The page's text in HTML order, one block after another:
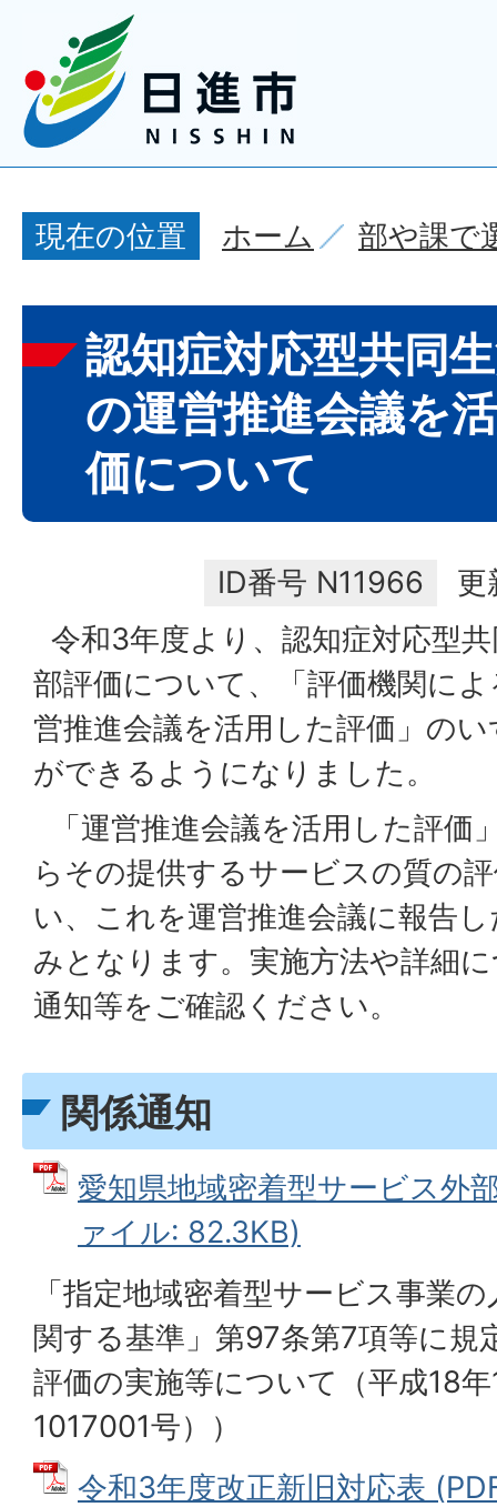
現在の位置 ホーム 部や課で
認知症対応型共同
の運営推進会議を
価について
ID番号 N11966
更
令和3年度より、認知症対応型
部評価について、「評価機関に
営推進会議を活用した評価」の
ができるようになりました。
「運営推進会議を活用した評価
らその提供するサービスの質の
い、これを運営推進会議に報告
みとなります。実施方法や詳細
通知等をご確認ください。
関係通知
愛知県地域密着型サービス外
ァイル: 82.3KB)
「指定地域密着型サービス事業
関する基準」第97条第7項等に規
評価の実施等について（平成18
1017001号））
令和3年度改正新旧対応表